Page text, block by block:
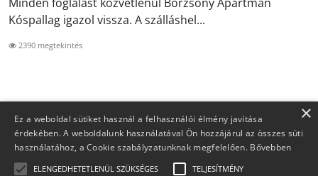
Minden foglalást közvetlenül Börzsöny Apartman
Kóspallag igazol vissza. A szálláshel...
2390 megtekintés
×
Ez a weboldal sütiket használ a felhasználói élmény javítása
érdekében. A weboldalunk használatával Ön hozzájárul az összes süti
használatához, a Cookie szabályzatunknak megfelelően. Bővebben
ELENGEDHETETLENÜL SZÜKSÉGES TELJESÍTMÉNY